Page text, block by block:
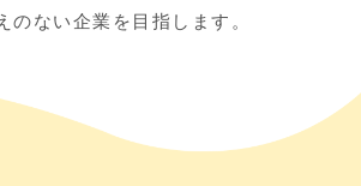
のない企業を目指します。